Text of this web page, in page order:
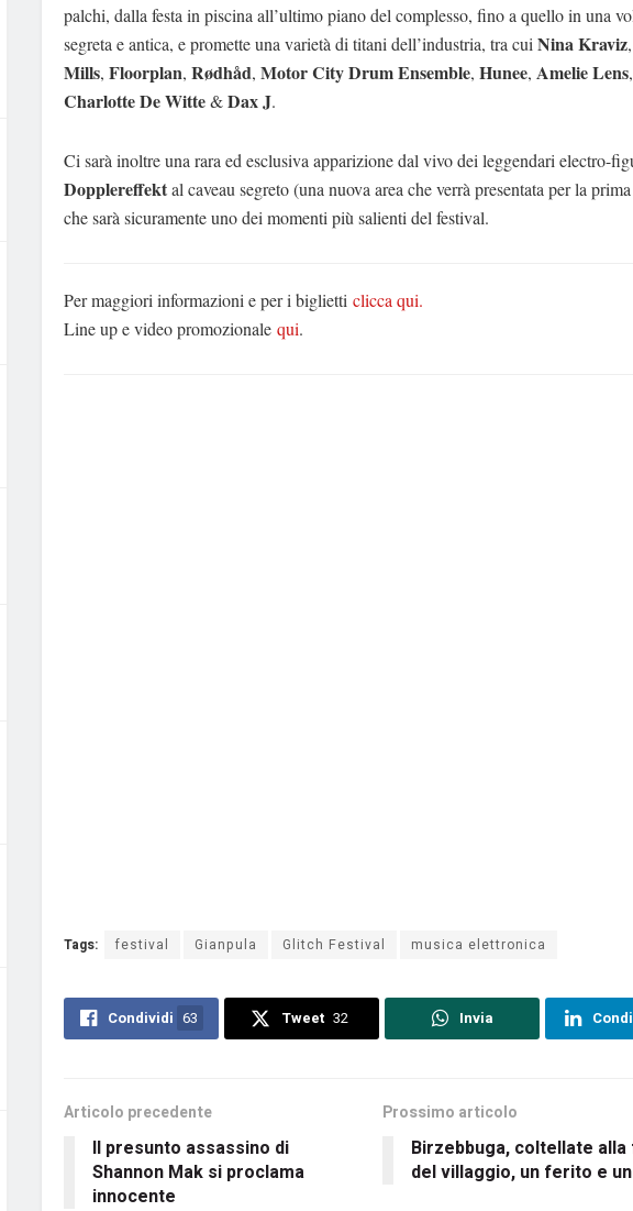
palchi, dalla festa in piscina all’ultimo piano del complesso, fino a quello in una
segreta e antica, e promette una varietà di titani dell’industria, tra cui Nina Kraviz,
Mills, Floorplan, Rødhåd, Motor City Drum Ensemble, Hunee, Amelie Lens,
Charlotte De Witte&Dax J.
Ci sarà inoltre una rara ed esclusiva apparizione dal vivo dei leggendari electro-
Dopplereffektal caveau segreto (una nuova area che verrà presentata per la
che sarà sicuramente uno dei momenti più salienti del festival.
Per maggiori informazioni e per i biglietti clicca qui.
Line up e video promozionale qui.
Tags: festival Gianpula Glitch Festival musica elettronica
Condividi 63 Tweet 32 Invia
Articolo precedente
Il presunto assassino di
Shannon Mak si proclama
innocente
Prossimo articolo
Birzebbuga, coltellate
del villaggio, un ferito e